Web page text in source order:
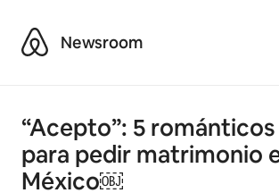
AirbnbNewsroom
“Acepto”: 5
para pedir matrimonio
México￼